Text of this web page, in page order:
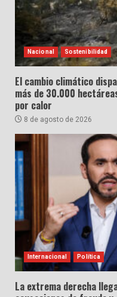
Nacional Sostenibilidad
El cambio climático
más de 30.000
por calor
8 de agosto de 2026
Internacional Política
La extrema derecha